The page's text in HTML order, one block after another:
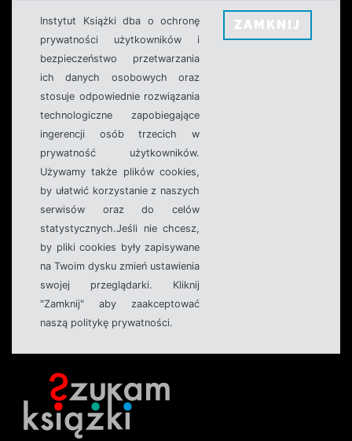
Instytut Książki dba o ochronę
prywatności użytkowników i
bezpieczeństwo przetwarzania
ich danych osobowych oraz
stosuje odpowiednie rozwiązania
technologiczne zapobiegające
ingerencji osób trzecich w
prywatność użytkowników.
Używamy także plików cookies,
by ułatwić korzystanie z naszych
serwisów oraz do celów
statystycznych.Jeśli nie chcesz,
by pliki cookies były zapisywane
na Twoim dysku zmień ustawienia
swojej przeglądarki. Kliknij
"Zamknij" aby zaakceptować
naszą politykę prywatności.
ZAMKNIJ